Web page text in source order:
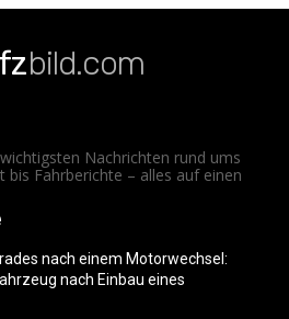
bild.com
Nachrichten rund ums
Fahrberichte – alles auf einen
nach einem Motorwechsel:
nach Einbau eines